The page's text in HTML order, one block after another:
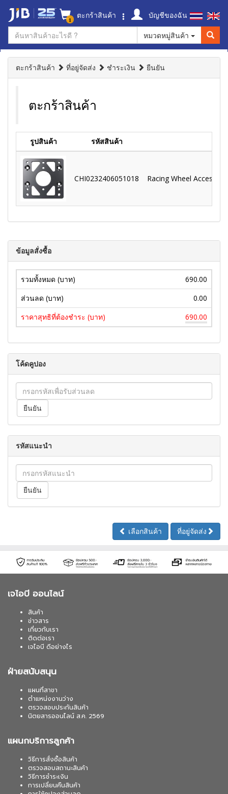
1 ตะกร้าสินค้า
บัญชีของฉัน
หมวดหมู่สินค้า
ตะกร้าสินค้า ที่อยู่จัดส่ง ชำระเงิน ยืนยัน
ตะกร้าสินค้า
รูปสินค้า รหัสสินค้า
CHI0232406051018 Racing Wheel
ข้อมูลสั่งซื้อ
รวมทั้งหมด (บาท)
690.00
ส่วนลด (บาท)
0.00
ราคาสุทธิที่ต้องชำระ (บาท)
690.00
โค้ดคูปอง
รหัสแนะนำ
เลือกสินค้า ที่อยู่จัดส่ง
เจไอบี ออนไลน์
สินค้า
ข่าวสาร
เกี่ยวกับเรา
ติดต่อเรา
เจไอบี ดีอย่างไร
ฝ่ายสนับสนุน
แผนที่สาขา
ตำแหน่งงานว่าง
ตรวจสอบประกันสินค้า
นิตยสารออนไลน์ ส.ค. 2569
แผนกบริการลูกค้า
วิธีการสั่งซื้อสินค้า
ตรวจสอบสถานะสินค้า
วิธีการชำระเงิน
การเปลี่ยนคืนสินค้า